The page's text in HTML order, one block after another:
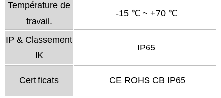
Température de
travail.
-15 ℃ ~ +70 ℃
IP & Classement
IK
IP65
Certificats CE ROHS CB IP65